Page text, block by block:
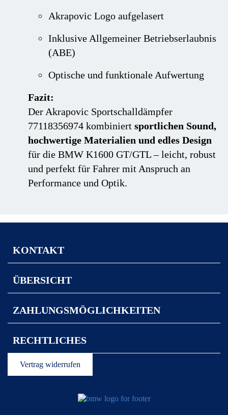
Akrapovic Logo aufgelasert
Inklusive Allgemeiner Betriebserlaubnis
(ABE)
Optische und funktionale Aufwertung
Fazit:
Der Akrapovic Sportschalldämpfer
77118356974 kombiniert sportlichen Sound,
hochwertige Materialien und edles Design
für die BMW K1600 GT/GTL – leicht, robust
und perfekt für Fahrer mit Anspruch an
Performance und Optik.
KONTAKT
ÜBERSICHT
ZAHLUNGSMÖGLICHKEITEN
RECHTLICHES
Vertrag widerrufen